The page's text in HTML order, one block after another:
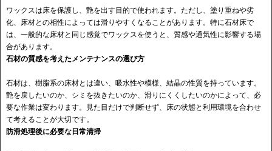
ワックスは床を保護し、艶を出す目的で使われます。ただし、塗り重ねや劣
化、床材との相性によっては滑りやすくなることがあります。特に石材床で
は、一般的な床材と同じ感覚でワックスを使うと、質感や通気性に影響する場
合があります。
石材の質感を考えたメンテナンスの選び方
石材は、樹脂系の床材とは違い、吸水性や模様、結晶の性質を持っています。
艶を戻したいのか、シミを抜きたいのか、滑りにくくしたいのかによって、必
要な作業は変わります。見た目だけで判断せず、床の状態と利用環境を合わせ
て考えることが大切です。
防滑処理後に必要な日常清掃